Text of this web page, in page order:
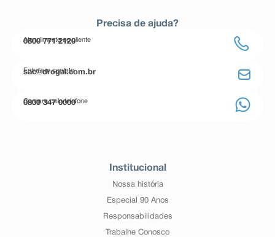
Precisa de ajuda?
Atendimento ao cliente
0800 771 2120
Entre em contato
sac@drogal.com.br
Compre pelo telefone
0800 347 0000
Institucional
Nossa história
Especial 90 Anos
Responsabilidades
Trabalhe Conosco